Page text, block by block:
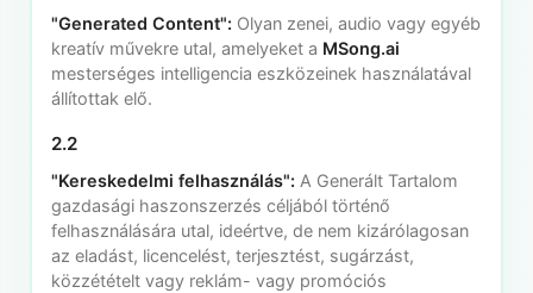
"Generated Content": Olyan zenei, audio vagy egyéb
kreatív művekre utal, amelyeket a MSong.ai
mesterséges intelligencia eszközeinek használatával
állítottak elő.
2.2
"Kereskedelmi felhasználás": A Generált Tartalom
gazdasági haszonszerzés céljából történő
felhasználására utal, ideértve, de nem kizárólagosan
az eladást, licencelést, terjesztést, sugárzást,
közzétételt vagy reklám- vagy promóciós